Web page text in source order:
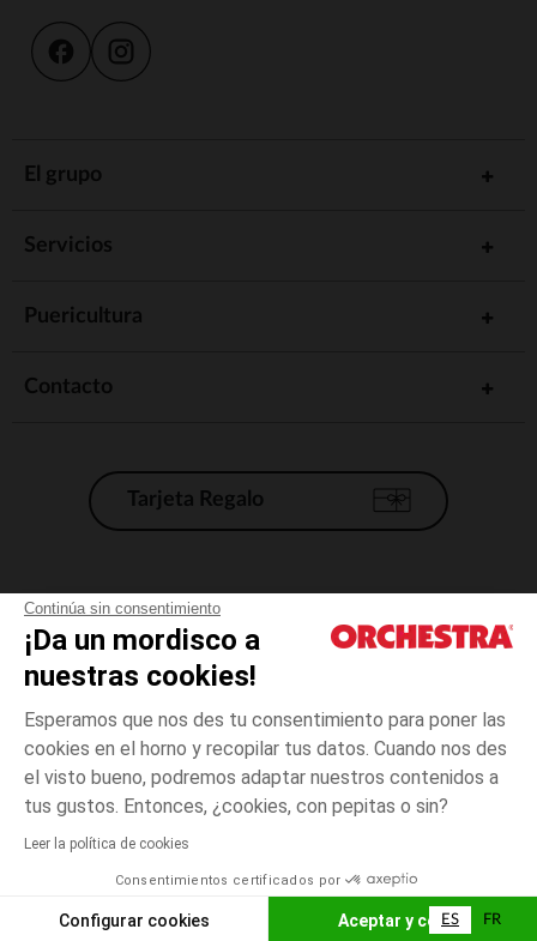
Continúa sin consentimiento
¡Da un mordisco a
nuestras cookies!
Esperamos que nos des tu consentimiento para poner las
cookies en el horno y recopilar tus datos. Cuando nos des
el visto bueno, podremos adaptar nuestros contenidos a
tus gustos. Entonces, ¿cookies, con pepitas o sin?
Leer la política de cookies
Consentimientos certificados por
Configurar cookies Aceptar y cerrar
Negro
El pago medidante
AÑADIR A LA CESTA
El grupo
Servicios
Puericultura
Contacto
Tarjeta Regalo
Condiciones generales de venta
Aviso Legal
*Condiciones de las ofertas actuales
Gestión de las cookies
Accesibilidad: no conforme
Orchestra adhiere al código de ética de la Federación Francesa de comercio
electrónico y venta a distancia (FEVAD) y al sistema de mediación de
ES FR